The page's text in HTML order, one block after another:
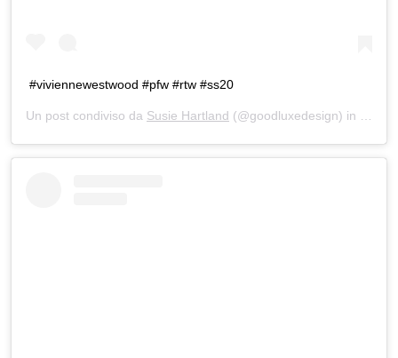
#viviennewestwood #pfw #rtw #ss20
Un post condiviso da Susie Hartland (@goodluxedesign) in data: